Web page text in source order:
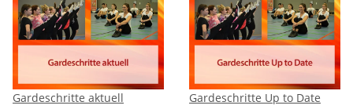
Gardeschritte aktuell Gardeschritte Up to Date